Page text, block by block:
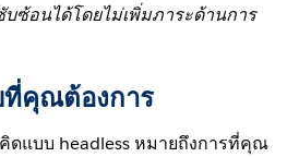
ซ้อนได้โดยไม่เพิ่มภาระด้านการ
ที่คุณต้องการ
แบบ headless หมายถึงการที่คุณ